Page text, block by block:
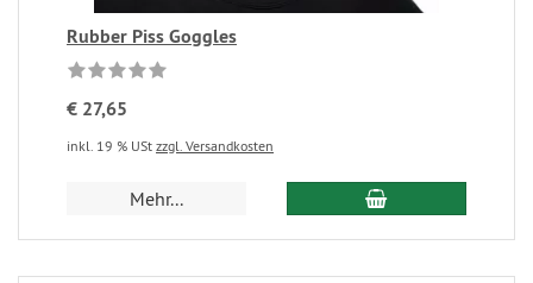
Rubber Piss Goggles
€ 27,65
inkl. 19 % USt zzgl. Versandkosten
Mehr...